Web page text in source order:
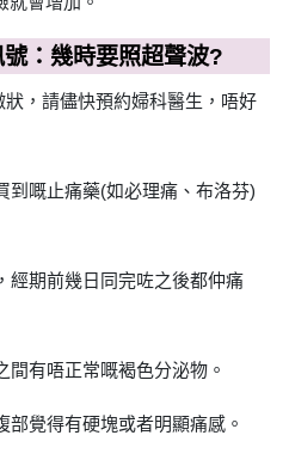
：幾時要照超聲波?
，請儘快預約婦科醫生，唔好
到嘅止痛藥(如必理痛、布洛芬)
經期前幾日同完咗之後都仲痛
間有唔正常嘅褐色分泌物。
部覺得有硬塊或者明顯痛感。